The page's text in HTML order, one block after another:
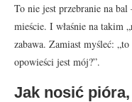
To nie jest przebranie na
mieście. I właśnie na takim
zabawa. Zamiast myśleć:
opowieści jest mój?”.
Jak nosić